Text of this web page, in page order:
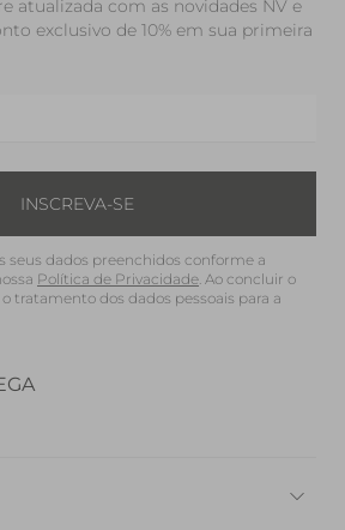
atualizada com as novidades NV e
exclusivo de 10% em sua primeira
INSCREVA-SE
seus dados preenchidos conforme a
Política de Privacidade. Ao concluir o
tratamento dos dados pessoais para a